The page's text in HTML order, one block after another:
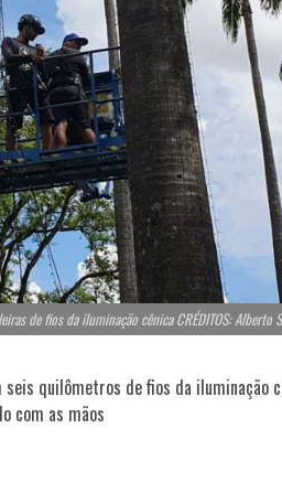
de fios da iluminação cênica CRÉDITOS: Alberto
quilômetros de fios da iluminação
com as mãos